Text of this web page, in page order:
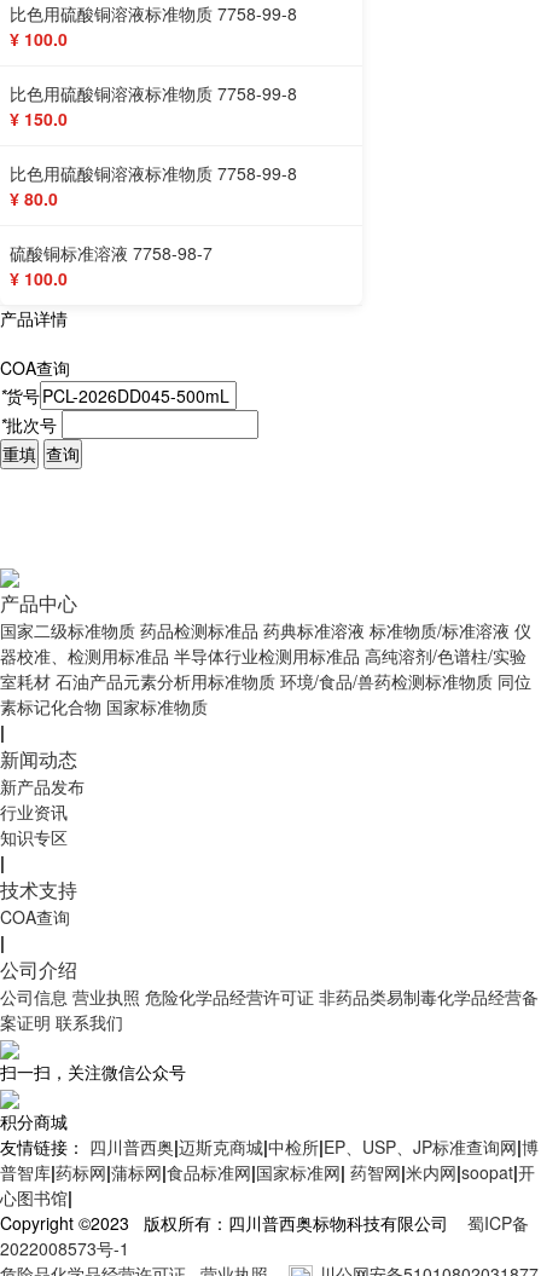
比色用硫酸铜溶液标准物质 7758-99-8
¥ 100.0
比色用硫酸铜溶液标准物质 7758-99-8
¥ 150.0
比色用硫酸铜溶液标准物质 7758-99-8
¥ 80.0
硫酸铜标准溶液 7758-98-7
¥ 100.0
产品详情
COA查询
*货号
*批次号
重填 查询
产品中心
国家二级标准物质 药品检测标准品 药典标准溶液 标准物质/标准溶液 仪
器校准、检测用标准品 半导体行业检测用标准品 高纯溶剂/色谱柱/实验
室耗材 石油产品元素分析用标准物质 环境/食品/兽药检测标准物质 同位
素标记化合物 国家标准物质
|
新闻动态
新产品发布
行业资讯
知识专区
|
技术支持
COA查询
|
公司介绍
公司信息 营业执照 危险化学品经营许可证 非药品类易制毒化学品经营备
案证明 联系我们
扫一扫，关注微信公众号
积分商城
友情链接： 四川普西奥|迈斯克商城|中检所|EP、USP、JP标准查询网|博
普智库|药标网|蒲标网|食品标准网|国家标准网| 药智网|米内网|soopat|开
心图书馆|
Copyright ©2023 版权所有：四川普西奥标物科技有限公司 蜀ICP备
2022008573号-1